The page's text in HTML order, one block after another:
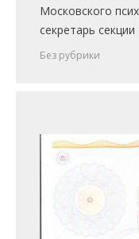
Московского
секретарь
Без рубрики